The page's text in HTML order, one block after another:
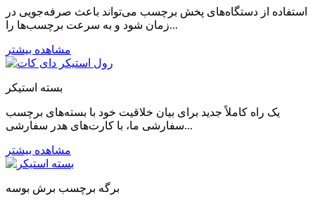
استفاده از دستگاه‌های پخش برچسب می‌تواند باعث صرفه‌جویی در
زمان شود و به سرعت برچسب‌ها را...
مشاهده بیشتر
بسته استیکر
یک راه کاملاً جدید برای بیان خلاقیت خود با بسته‌های برچسب
سفارشی ما، با کارت‌های هدر سفارشی...
مشاهده بیشتر
برگه برچسب برش بوسه